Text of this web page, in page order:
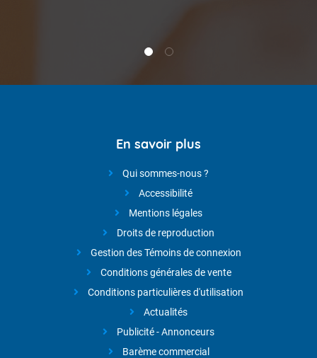
En savoir plus
Qui sommes-nous ?
Accessibilité
Mentions légales
Droits de reproduction
Gestion des Témoins de connexion
Conditions générales de vente
Conditions particulières d'utilisation
Actualités
Publicité - Annonceurs
Barème commercial